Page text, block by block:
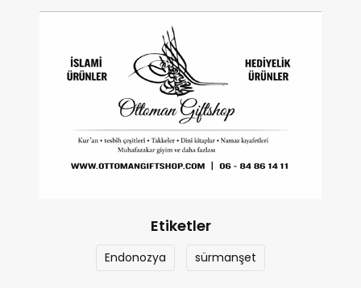
Etiketler
Endonozya sürmanşet